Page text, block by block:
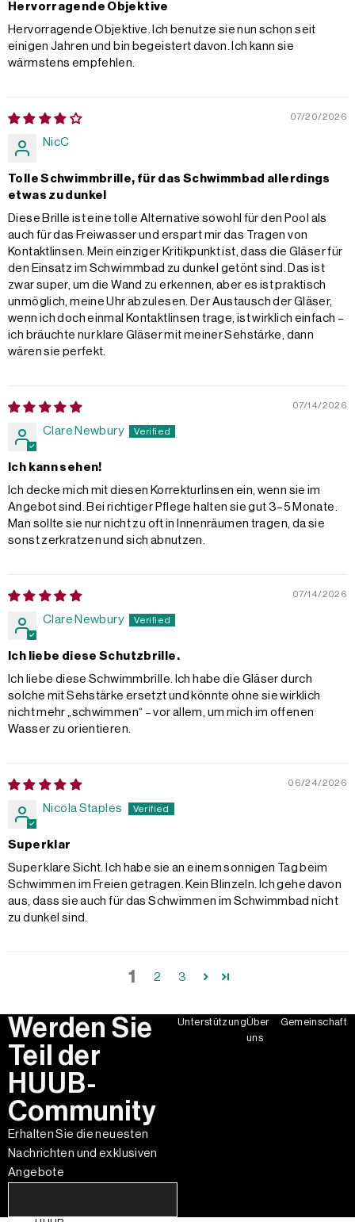
Hervorragende Objektive
Hervorragende Objektive. Ich benutze sie nun schon seit
einigen Jahren und bin begeistert davon. Ich kann sie
wärmstens empfehlen.
07/20/2026
NicC
Tolle Schwimmbrille, für das Schwimmbad allerdings
etwas zu dunkel
Diese Brille ist eine tolle Alternative sowohl für den Pool als
auch für das Freiwasser und erspart mir das Tragen von
Kontaktlinsen. Mein einziger Kritikpunkt ist, dass die Gläser für
den Einsatz im Schwimmbad zu dunkel getönt sind. Das ist
zwar super, um die Wand zu erkennen, aber es ist praktisch
unmöglich, meine Uhr abzulesen. Der Austausch der Gläser,
wenn ich doch einmal Kontaktlinsen trage, ist wirklich einfach –
ich bräuchte nur klare Gläser mit meiner Sehstärke, dann
wären sie perfekt.
07/14/2026
Clare Newbury
Ich kann sehen!
Ich decke mich mit diesen Korrekturlinsen ein, wenn sie im
Angebot sind. Bei richtiger Pflege halten sie gut 3–5 Monate.
Man sollte sie nur nicht zu oft in Innenräumen tragen, da sie
sonst zerkratzen und sich abnutzen.
07/14/2026
Clare Newbury
Ich liebe diese Schutzbrille.
Ich liebe diese Schwimmbrille. Ich habe die Gläser durch
solche mit Sehstärke ersetzt und könnte ohne sie wirklich
nicht mehr „schwimmen“ – vor allem, um mich im offenen
Wasser zu orientieren.
06/24/2026
Nicola Staples
Superklar
Super klare Sicht. Ich habe sie an einem sonnigen Tag beim
Schwimmen im Freien getragen. Kein Blinzeln. Ich gehe davon
aus, dass sie auch für das Schwimmen im Schwimmbad nicht
zu dunkel sind.
1 2 3
Werden Sie
Teil der
HUUB-
Community
Erhalten Sie die neuesten
Nachrichten und exklusiven
Angebote
UnterstützungÜber
uns
Gemeinschaft